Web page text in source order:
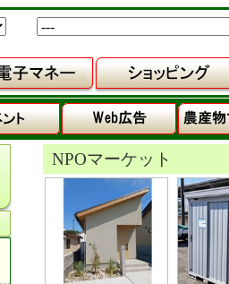
NPOマーケット